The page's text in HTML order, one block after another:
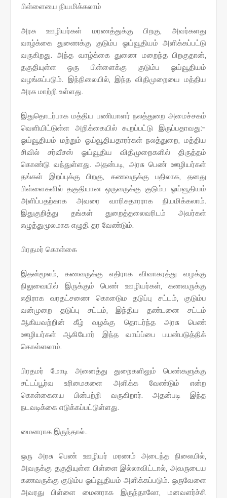
பிள்ளையை நியமிக்கலாம்
அரசு ஊழியர்கள் மரணத்துக்கு பிறகு, அவர்களது
வாழ்க்கை துணைக்கு குடும்ப ஓய்வூதியம் அளிக்கப்பட்டு
வருகிறது. அந்த வாழ்க்கை துணை மறைந்த பிறகுதான்,
தகுதியுள்ள ஒரு பிள்ளைக்கு குடும்ப ஓய்வூதியம்
வழங்கப்படும். இந்நிலையில், இந்த விதிமுறையை மத்திய
அரசு மாற்றி உள்ளது.
இதுதொடர்பாக மத்திய பணியாளர் நலத்துறை அமைச்சகம்
வெளியிட்டுள்ள அறிக்கையில் கூறப்பட்டு இருப்பதாவது:-
ஓய்வூதியம் மற்றும் ஓய்வூதியதாரர்கள் நலத்துறை, மத்திய
சிவில் சர்வீசஸ் ஓய்வூதிய விதிமுறைகளில் திருத்தம்
கொண்டு வந்துள்ளது. அதன்படி, அரசு பெண் ஊழியர்கள்
தங்கள் இறப்புக்கு பிறகு, கணவருக்கு பதிலாக, தனது
பிள்ளைகளில் தகுதியான ஒருவருக்கு குடும்ப ஓய்வூதியம்
அளிப்பதற்காக அவரை வாரிசுதாரராக நியமிக்கலாம்.
இதுகுறித்து தங்கள் துறைத்தலைவரிடம் அவர்கள்
எழுத்துமூலமாக எழுதி தர வேண்டும்.
பிரதமர் கொள்கை
இதன்மூலம், கணவருக்கு எதிராக விவாகரத்து வழக்கு
நிலுவையில் இருக்கும் பெண் ஊழியர்கள், கணவருக்கு
எதிராக வரதட்சணை கொடுைம தடுப்பு சட்டம், குடும்ப
வன்முறை தடுப்பு சட்டம், இந்திய தண்டனை சட்டம்
ஆகியவற்றின் கீழ் வழக்கு தொடர்ந்த அரசு பெண்
ஊழியர்கள் ஆகியோர் இந்த வாய்ப்பை பயன்படுத்திக்
கொள்ளலாம்.
பிரதமர் மோடி அனைத்து துறைகளிலும் பெண்களுக்கு
சட்டப்பூர்வ உரிமைகளை அளிக்க வேண்டும் என்ற
கொள்கையை பின்பற்றி வருகிறார். அதன்படி இந்த
நடவடிக்கை எடுக்கப்பட்டுள்ளது.
மைனராக இருந்தால்..
ஒரு அரசு பெண் ஊழியர் மரணம் அடைந்த நிலையில்,
அவருக்கு தகுதியுள்ள பிள்ளை இல்லாவிட்டால், அவருடைய
கணவருக்கு குடும்ப ஓய்வூதியம் அளிக்கப்படும். ஒருவேளை
அவரது பிள்ளை மைனராக இருந்தாலோ, மனவளர்ச்சி